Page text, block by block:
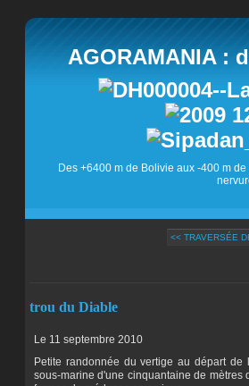
AGORAMANIA :
Des +6400 m de Bolivie aux -400 m
<< TRAVERSÉE
trou du Diable
Le 11 septembre 2010
Petite randonnée du vertige au départ
sous-marine d'une cinquantaine de